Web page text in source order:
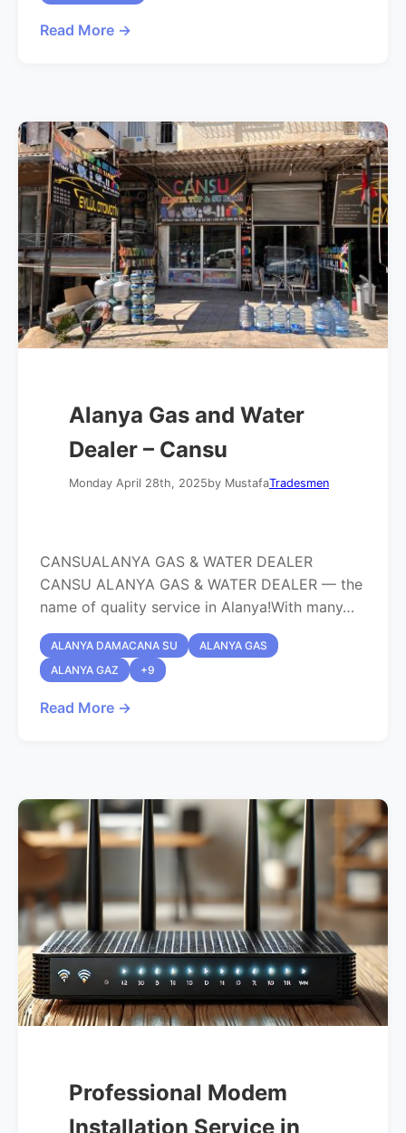
Read More →
Alanya Gas and Water
Dealer – Cansu
Monday April 28th, 2025by MustafaTradesmen
CANSUALANYA GAS & WATER DEALER
CANSU ALANYA GAS & WATER DEALER — the
name of quality service in Alanya!With many…
ALANYA DAMACANA SU
ALANYA GAS
ALANYA GAZ
+9
Read More →
Professional Modem
Installation Service in